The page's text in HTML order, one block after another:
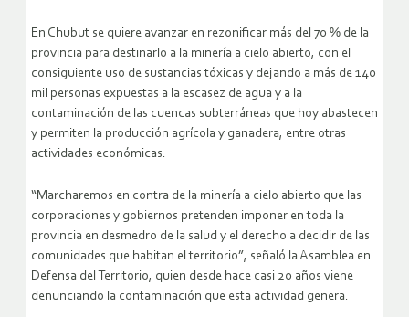
En Chubut se quiere avanzar en rezonificar más del 70 % de la
provincia para destinarlo a la minería a cielo abierto, con el
consiguiente uso de sustancias tóxicas y dejando a más de 140
mil personas expuestas a la escasez de agua y a la
contaminación de las cuencas subterráneas que hoy abastecen
y permiten la producción agrícola y ganadera, entre otras
actividades económicas.
“Marcharemos en contra de la minería a cielo abierto que las
corporaciones y gobiernos pretenden imponer en toda la
provincia en desmedro de la salud y el derecho a decidir de las
comunidades que habitan el territorio”, señaló la Asamblea en
Defensa del Territorio, quien desde hace casi 20 años viene
denunciando la contaminación que esta actividad genera.